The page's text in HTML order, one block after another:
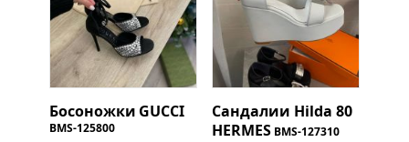
Босоножки GUCCI
BMS-125800
Сандалии Hilda 80
HERMES BMS-127310